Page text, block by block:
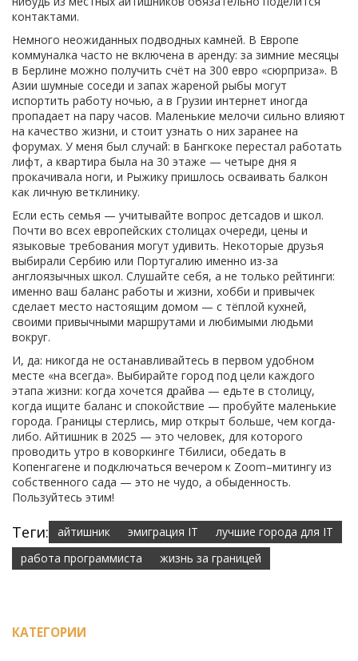
контактами.
Немного неожиданных подводных камней. В Европе
коммуналка часто не включена в аренду: за зимние месяцы
в Берлине можно получить счёт на 300 евро «сюрприза». В
Азии шумные соседи и запах жареной рыбы могут
испортить работу ночью, а в Грузии интернет иногда
пропадает на пару часов. Маленькие мелочи сильно влияют
на качество жизни, и стоит узнать о них заранее на
форумах. У меня был случай: в Бангкоке перестал работать
лифт, а квартира была на 30 этаже — четыре дня я
прокачивала ноги, и Рыжику пришлось осваивать балкон
как личную ветклинику.
Если есть семья — учитывайте вопрос детсадов и школ.
Почти во всех европейских столицах очереди, цены и
языковые требования могут удивить. Некоторые друзья
выбирали Сербию или Португалию именно из-за
англоязычных школ. Слушайте себя, а не только рейтинги:
именно ваш баланс работы и жизни, хобби и привычек
сделает место настоящим домом — с тёплой кухней,
своими привычными маршрутами и любимыми людьми
вокруг.
И, да: никогда не останавливайтесь в первом удобном
месте «на всегда». Выбирайте город под цели каждого
этапа жизни: когда хочется драйва — едьте в столицу,
когда ищите баланс и спокойствие — пробуйте маленькие
города. Границы стерлись, мир открыт больше, чем когда-
либо. Айтишник в 2025 — это человек, для которого
проводить утро в коворкинге Тбилиси, обедать в
Копенгагене и подключаться вечером к Zoom–митингу из
собственного сада — это не чудо, а обыденность.
Пользуйтесь этим!
Теги: айтишник эмиграция IT
лучшие города для IT
работа программиста
жизнь за границей
КАТЕГОРИИ